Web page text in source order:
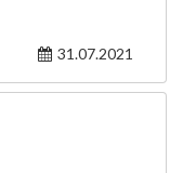
31.07.2021